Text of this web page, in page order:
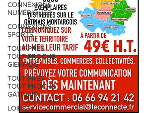
CONNEXIONS
NUMÉRIQUES
CONNEXIONS
SPORTS
TOUT PRÈS
TOUT PROCHE
GIENNOIS
TOUT PRÈS
TOUT PROCHE
GÂTINAIS
LOIRET